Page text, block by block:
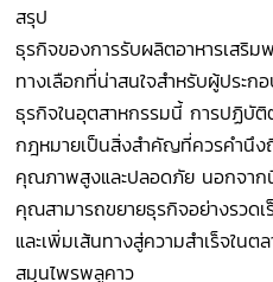
สรุป
ธุรกิจของการรับผลิตอาหารเสริม
ทางเลือกที่น่าสนใจสำหรับผู้ประก
ธุรกิจในอุตสาหกรรมนี้ การปฏิบั
กฎหมายเป็นสิ่งสำคัญที่ควรคำนึง
คุณภาพสูงและปลอดภัย นอกจาก
คุณสามารถขยายธุรกิจอย่างรวด
และเพิ่มเส้นทางสู่ความสำเร็จในต
สมุนไพรพลูคาว